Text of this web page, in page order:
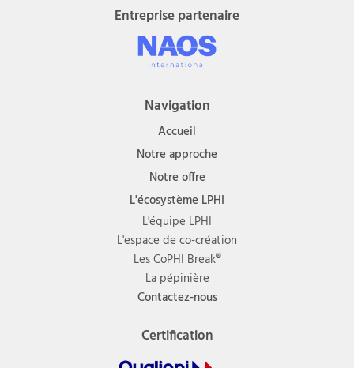
Entreprise partenaire
Navigation
Accueil
Notre approche
Notre offre
L'écosystème LPHI
L'équipe LPHI
L'espace de co-création
Les CoPHI Break®
La pépinière
Contactez-nous
Certification